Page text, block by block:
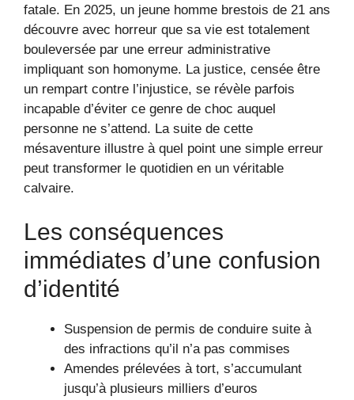
fatale. En 2025, un jeune homme brestois de 21 ans
découvre avec horreur que sa vie est totalement
bouleversée par une erreur administrative
impliquant son homonyme. La justice, censée être
un rempart contre l’injustice, se révèle parfois
incapable d’éviter ce genre de choc auquel
personne ne s’attend. La suite de cette
mésaventure illustre à quel point une simple erreur
peut transformer le quotidien en un véritable
calvaire.
Les conséquences
immédiates d’une confusion
d’identité
Suspension de permis de conduire suite à
des infractions qu’il n’a pas commises
Amendes prélevées à tort, s’accumulant
jusqu’à plusieurs milliers d’euros